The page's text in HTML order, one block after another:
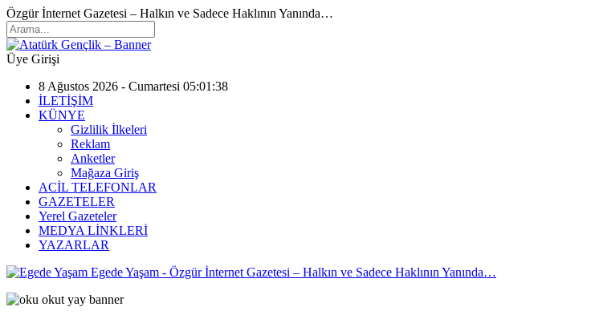
Özgür İnternet Gazetesi – Halkın ve Sadece Haklının Yanında…
Üye Girişi
8 Ağustos 2026 - Cumartesi 05:01:38
İLETİŞİM
KÜNYE
Gizlilik İlkeleri
Reklam
Anketler
Mağaza Giriş
ACİL TELEFONLAR
GAZETELER
Yerel Gazeteler
MEDYA LİNKLERİ
YAZARLAR
Egede Yaşam - Özgür İnternet Gazetesi – Halkın ve Sadece Haklının Yanında…